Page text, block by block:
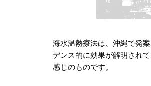
海水温熱療法は、沖縄で発
デンス的に効果が解明され
感じのものです。